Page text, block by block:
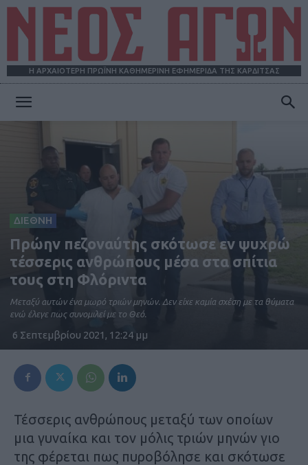
Η ΑΡΧΑΙΟΤΕΡΗ ΠΡΩΪΝΗ ΚΑΘΗΜΕΡΙΝΗ ΕΦΗΜΕΡΙΔΑ ΤΗΣ ΚΑΡΔΙΤΣΑΣ
ΑΓΩΝ
ΔΙΕΘΝΗ
Πρώην πεζοναύτης σκότωσε εν ψυχρώ
τέσσερις ανθρώπους μέσα στα σπίτια
τους στη Φλόριντα
Μεταξύ αυτών ένα μωρό τριών μηνών. Δεν είχε καμία σχέση με τα θύματα
ενώ έλεγε πως συνομιλεί με το Θεό.
6 Σεπτεμβρίου 2021, 12:24 μμ
Τέσσερις ανθρώπους μεταξύ των οποίων
μια γυναίκα και τον μόλις τριών μηνών γιο
της φέρεται πως πυροβόλησε και σκότωσε